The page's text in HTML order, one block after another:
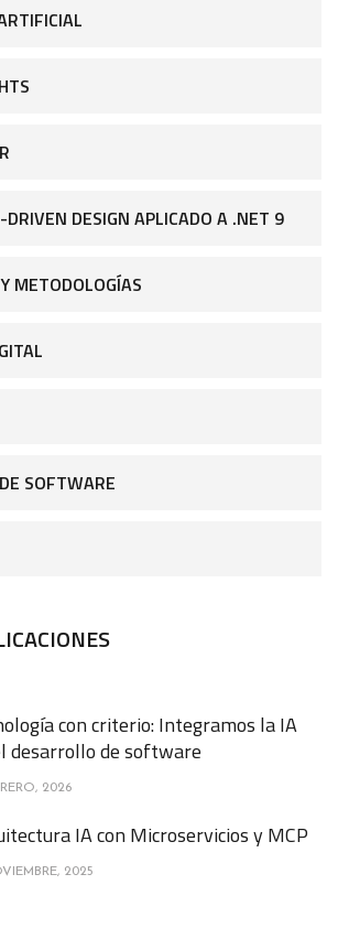
DESIGN APLICADO A .NET 9
METODOLOGÍAS
SOFTWARE
con criterio: Integramos la IA
desarrollo de software
2026
IA con Microservicios y MCP
2025